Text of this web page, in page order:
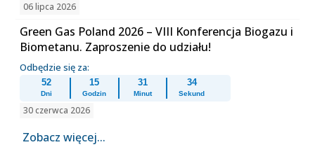
06 lipca 2026
Green Gas Poland 2026 – VIII Konferencja Biogazu i
Biometanu. Zaproszenie do udziału!
Odbędzie się za:
52
Dni
15
Godzin
31
Minut
34
Sekund
30 czerwca 2026
Zobacz więcej...